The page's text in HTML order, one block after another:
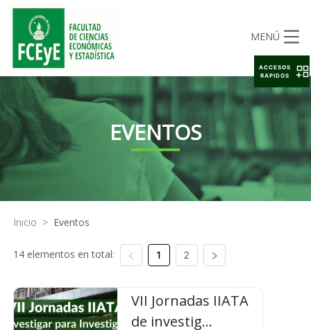
MENÚ
EVENTOS
Inicio > Eventos
14 elementos en total: 1 2
VII Jornadas IIATA
de investig...
ACCESOS
RAPIDOS